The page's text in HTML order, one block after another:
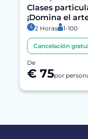
Clases
¡Domina el
2 Horas 1-100
Cancelación
De
€ 75por